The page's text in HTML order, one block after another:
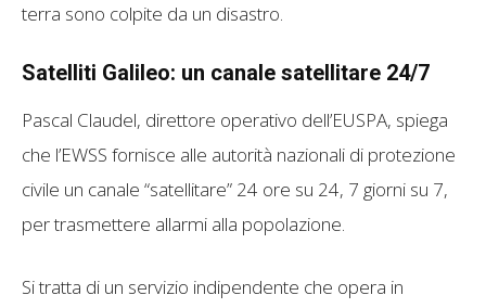
terra sono colpite da un disastro.
Satelliti Galileo: un canale satellitare 24/7
Pascal Claudel, direttore operativo dell’EUSPA, spiega
che l’EWSS fornisce alle autorità nazionali di protezione
civile un canale “satellitare” 24 ore su 24, 7 giorni su 7,
per trasmettere allarmi alla popolazione.
Si tratta di un servizio indipendente che opera in